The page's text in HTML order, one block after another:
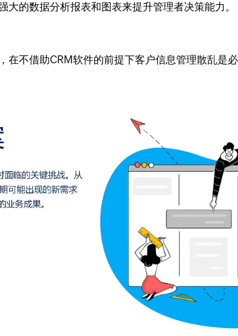
的数据分析报表和图表来提升管理者决策能力。
在不借助CRM软件的前提下客户信息管理散乱是